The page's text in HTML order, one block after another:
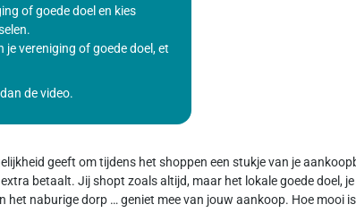
of goede doel en kies
vereniging of goede doel, et
de video.
geeft om tijdens het shoppen een stukje van je
betaalt. Jij shopt zoals altijd, maar het lokale goede doel,
het naburige dorp … geniet mee van jouw aankoop. Hoe mooi